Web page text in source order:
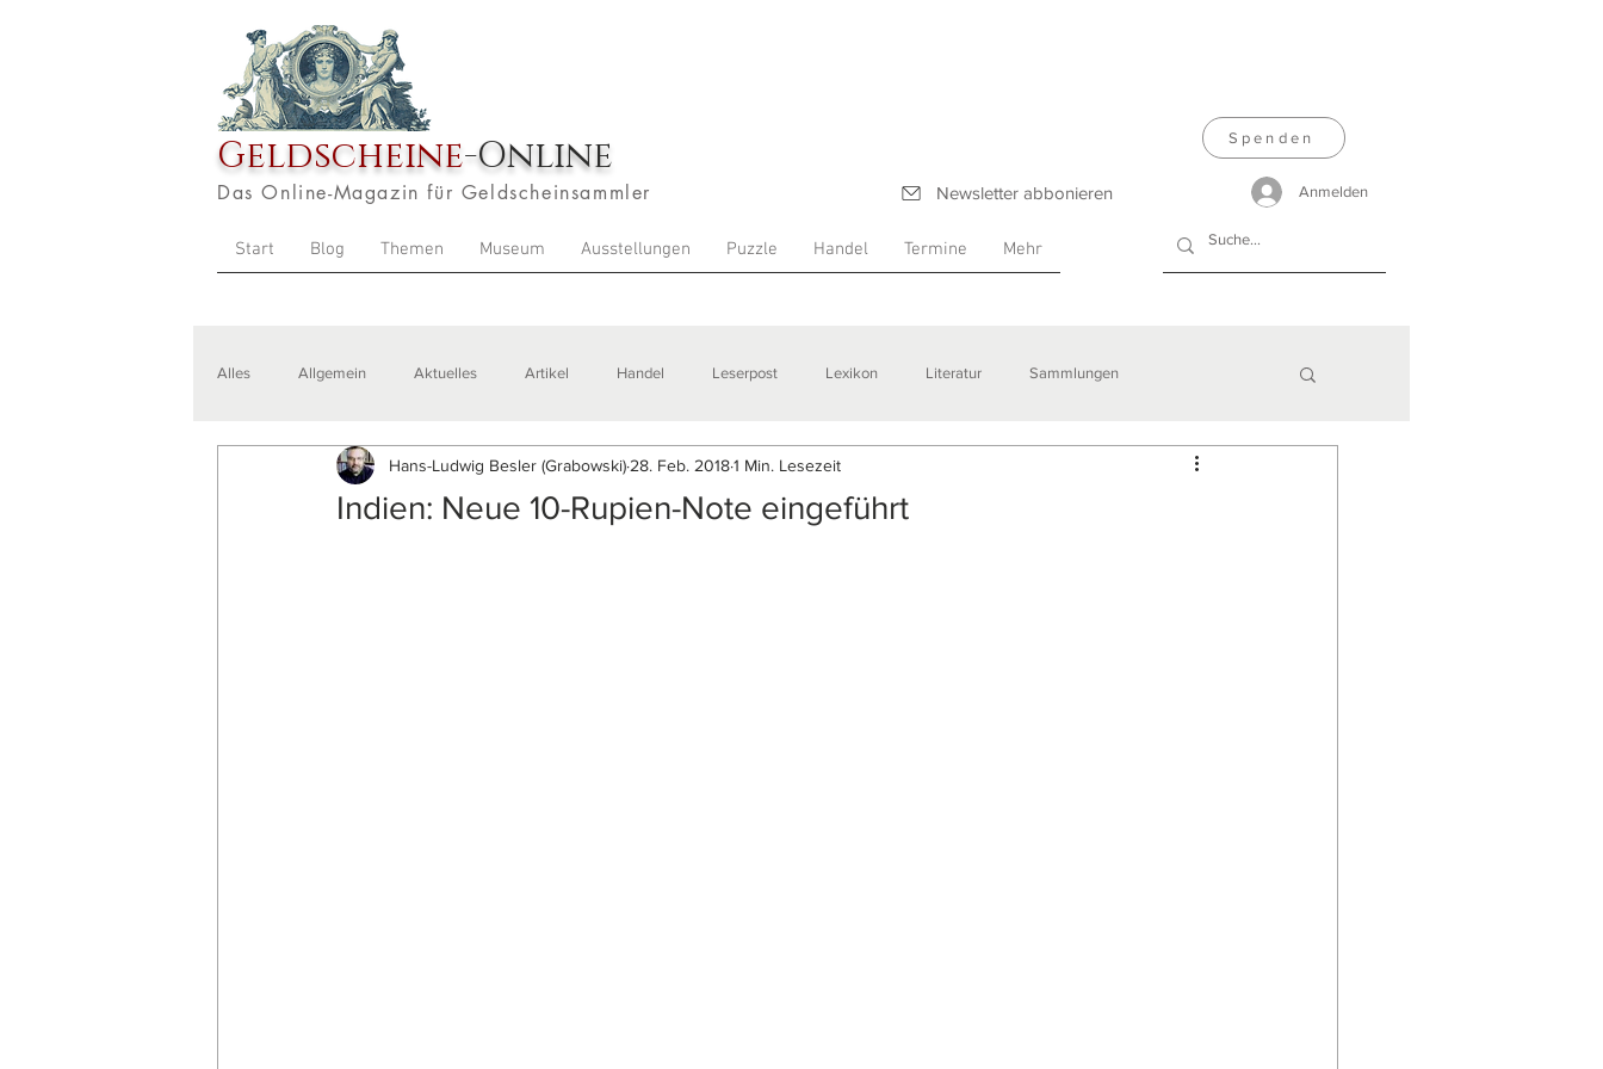
Geldscheine-Online
Das Online-Magazin für Geldscheinsammler Newsletter abbonieren
Start Blog Themen Museum Ausstellungen Puzzle Handel Termine Mehr
Spenden
Anmelden
Alles Allgemein Aktuelles Artikel Handel Leserpost Lexikon Literatur Sammlungen
Veranstaltungen Zitate Ausstellungen
Indien: Neue 10-Rupien-Note eingeführt
Hans-Ludwig Besler (Grabowski) 28. Feb. 20181 Min. Lesezeit